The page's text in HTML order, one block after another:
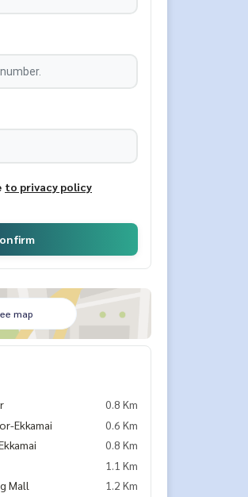
to privacy policy
map
0.8 Km
Ekkamai
0.6 Km
0.8 Km
1.1 Km
Mall
1.2 Km